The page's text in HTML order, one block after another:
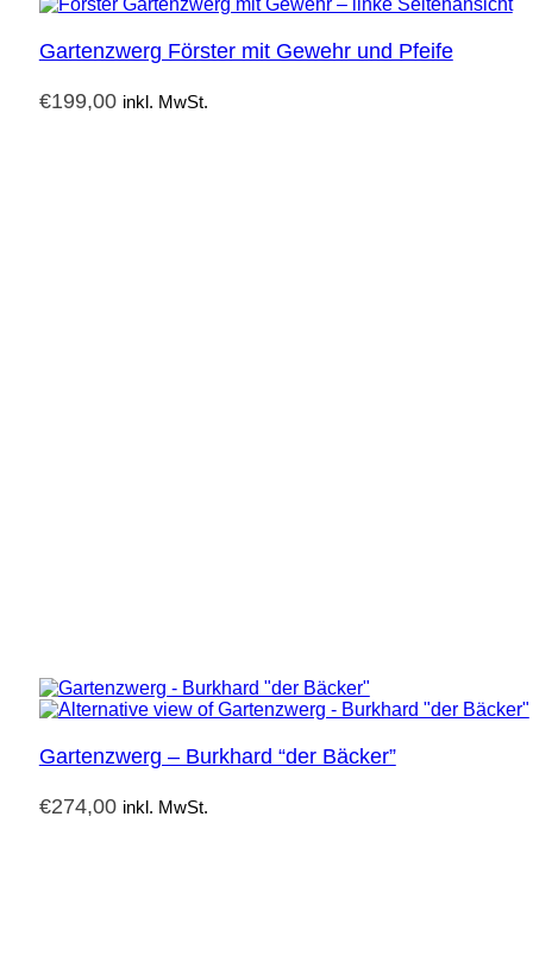
Gartenzwerg Förster mit Gewehr und Pfeife
€199,00 inkl. MwSt.
Gartenzwerg – Burkhard “der Bäcker”
€274,00 inkl. MwSt.